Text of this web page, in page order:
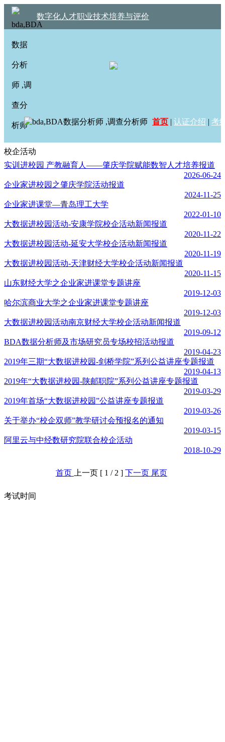
数字化人才职业技术培养与评价
首页 | 认证介绍 | 考
校企活动
实训进校园 产教融育人——肇庆学院赋能数智人才培养报道
2026-06-24
企业家进校园之肇庆学院活动报道
2024-11-25
企业家进课堂—青岛理工大学
2022-01-10
大数据进校园活动-安康学院校企活动新闻报道
2020-11-22
大数据进校园活动-延安大学校企活动新闻报道
2020-11-19
大数据进校园活动-天津财经大学校企活动新闻报道
2020-11-15
山东财经大学之企业家进课堂专题讲座
2019-12-03
哈尔滨商业大学之企业家进课堂专题讲座
2019-12-03
大数据进校园活动南京财经大学校企活动新闻报道
2019-09-12
BDA数据分析师及市场研究员专场校招活动报道
2019-04-23
2019年三期“大数据进校园-剑桥学院”系列公益讲座专题报道
2019-04-13
2019年“大数据进校园-陕邮职院”系列公益讲座专题报道
2019-03-29
2019年首场“大数据进校园”公益讲座专题报道
2019-03-26
关于举办“校企双师”教学研讨会预报名的通知
2019-03-15
阿里云与中经数研究院联合校企活动
2018-10-29
首页 上一页 [ 1 / 2 ] 下一页 尾页
考试时间